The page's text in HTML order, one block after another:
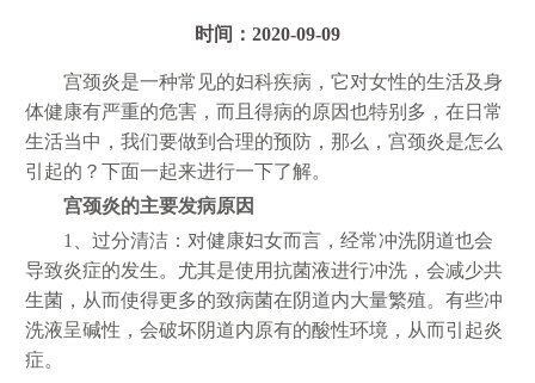
时间：2020-09-09
宫颈炎是一种常见的妇科疾病，它对女性的生活及身
体健康有严重的危害，而且得病的原因也特别多，在日常
生活当中，我们要做到合理的预防，那么，宫颈炎是怎么
引起的？下面一起来进行一下了解。
宫颈炎的主要发病原因
1、过分清洁：对健康妇女而言，经常冲洗阴道也会
导致炎症的发生。尤其是使用抗菌液进行冲洗，会减少共
生菌，从而使得更多的致病菌在阴道内大量繁殖。有些冲
洗液呈碱性，会破坏阴道内原有的酸性环境，从而引起炎
症。